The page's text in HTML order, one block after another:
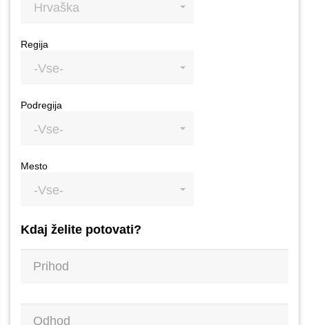
Hrvaška
Regija
-Vse-
Podregija
-Vse-
Mesto
-Vse-
Kdaj želite potovati?